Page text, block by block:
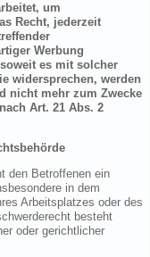
um
Recht, jederzeit
Werbung
es mit solcher
widersprechen, werden
nicht mehr zum Zwecke
Art. 21 Abs. 2
den Betroffenen ein
in dem
Arbeitsplatzes oder des
besteht
oder gerichtlicher